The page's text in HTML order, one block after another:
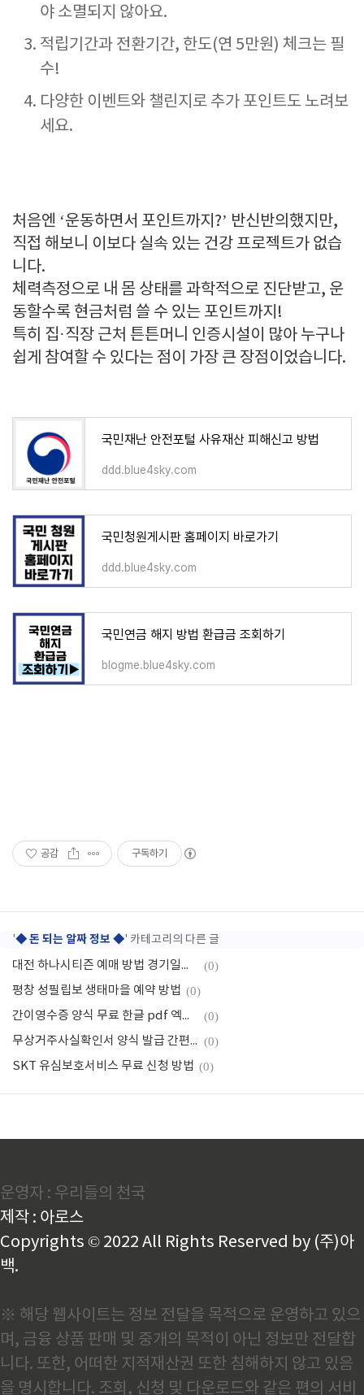
야 소멸되지 않아요.
적립기간과 전환기간, 한도(연 5만원) 체크는 필
수!
다양한 이벤트와 챌린지로 추가 포인트도 노려보
세요.
처음엔 ‘운동하면서 포인트까지?’ 반신반의했지만,
직접 해보니 이보다 실속 있는 건강 프로젝트가 없습
니다.
체력측정으로 내 몸 상태를 과학적으로 진단받고, 운
동할수록 현금처럼 쓸 수 있는 포인트까지!
특히 집·직장 근처 튼튼머니 인증시설이 많아 누구나
쉽게 참여할 수 있다는 점이 가장 큰 장점이었습니다.
국민재난 안전포털 사유재산 피해신고 방법
ddd.blue4sky.com
국민청원게시판 홈페이지 바로가기
ddd.blue4sky.com
국민연금 해지 방법 환급금 조회하기
blogme.blue4sky.com
공감 구독하기
'◆ 돈 되는 알짜 정보 ◆' 카테고리의 다른 글
대전 하나시티즌 예매 방법 경기일정 스토어 (0)
평창 성필립보 생태마을 예약 방법 (0)
간이영수증 양식 무료 한글 pdf 엑셀 다운로드 (0)
무상거주사실확인서 양식 발급 간편 다운로드 (0)
SKT 유심보호서비스 무료 신청 방법 (0)
운영자 : 우리들의 천국
제작 : 아로스
Copyrights © 2022 All Rights Reserved by (주)아
백.
※ 해당 웹사이트는 정보 전달을 목적으로 운영하고 있으
며, 금융 상품 판매 및 중개의 목적이 아닌 정보만 전달합
니다. 또한, 어떠한 지적재산권 또한 침해하지 않고 있음
을 명시합니다. 조회, 신청 및 다운로드와 같은 편의 서비